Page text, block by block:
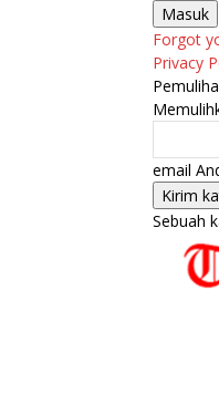
Forgot
Privacy
email
Sebuah